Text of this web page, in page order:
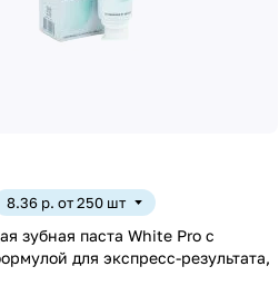
8.36 р. от 250 шт
зубная паста White Pro с
для экспресс-результата,